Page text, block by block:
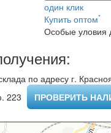
один клик
Купить оптом*
Особые уловия
по адресу г.
223
ПРОВЕРИТЬ